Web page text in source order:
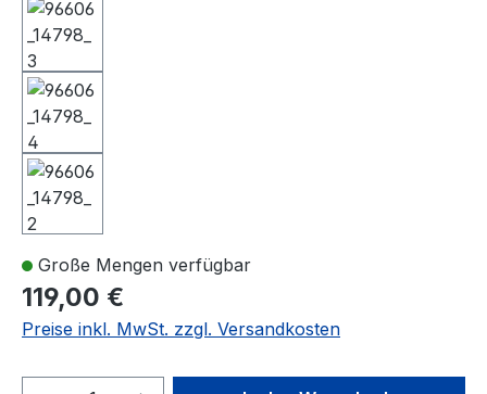
Große Mengen verfügbar
119,00 €
Preise inkl. MwSt. zzgl. Versandkosten